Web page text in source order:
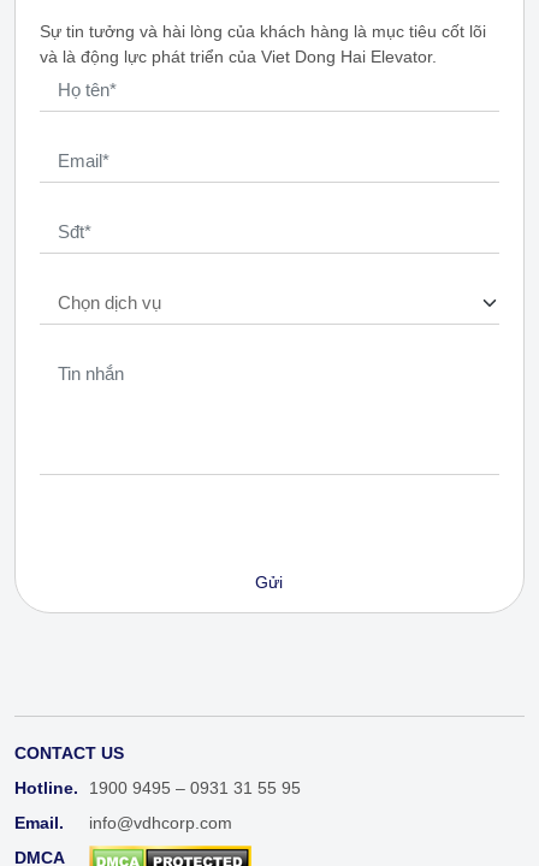
Sự tin tưởng và hài lòng của khách hàng là mục tiêu cốt lõi
và là động lực phát triển của Viet Dong Hai Elevator.
CONTACT US
Hotline.
1900 9495 – 0931 31 55 95
Email.
info@vdhcorp.com
DMCA